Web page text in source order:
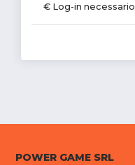
€ Log-in necessario
POWER GAME SRL